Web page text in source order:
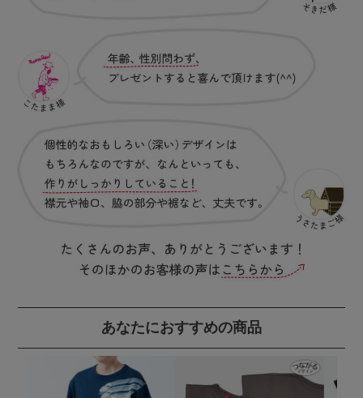
あなたにおすすめの商品